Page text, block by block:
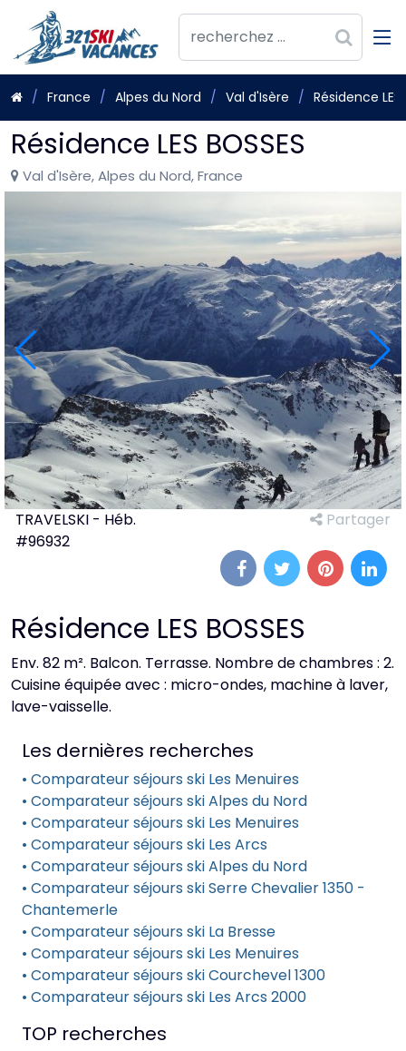
France Alpes du Nord Val d'Isère Résidence LES
Résidence LES BOSSES
Val d'Isère, Alpes du Nord, France
TRAVELSKI - Héb.
#96932
Partager
Résidence LES BOSSES
Env. 82 m². Balcon. Terrasse. Nombre de chambres : 2.
Cuisine équipée avec : micro-ondes, machine à laver,
lave-vaisselle.
Les dernières recherches
• Comparateur séjours ski Les Menuires
• Comparateur séjours ski Alpes du Nord
• Comparateur séjours ski Les Menuires
• Comparateur séjours ski Les Arcs
• Comparateur séjours ski Alpes du Nord
• Comparateur séjours ski Serre Chevalier 1350 -
Chantemerle
• Comparateur séjours ski La Bresse
• Comparateur séjours ski Les Menuires
• Comparateur séjours ski Courchevel 1300
• Comparateur séjours ski Les Arcs 2000
TOP recherches